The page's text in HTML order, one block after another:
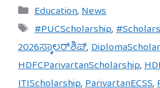
Categories
Education,News
Tags
#PUCScholarship,
2026ಸ್ಕಾಲರ್‌ಶಿಪ್,
HDFCParivartanScholarship,
ITIScholarship,ParivartanECSS,